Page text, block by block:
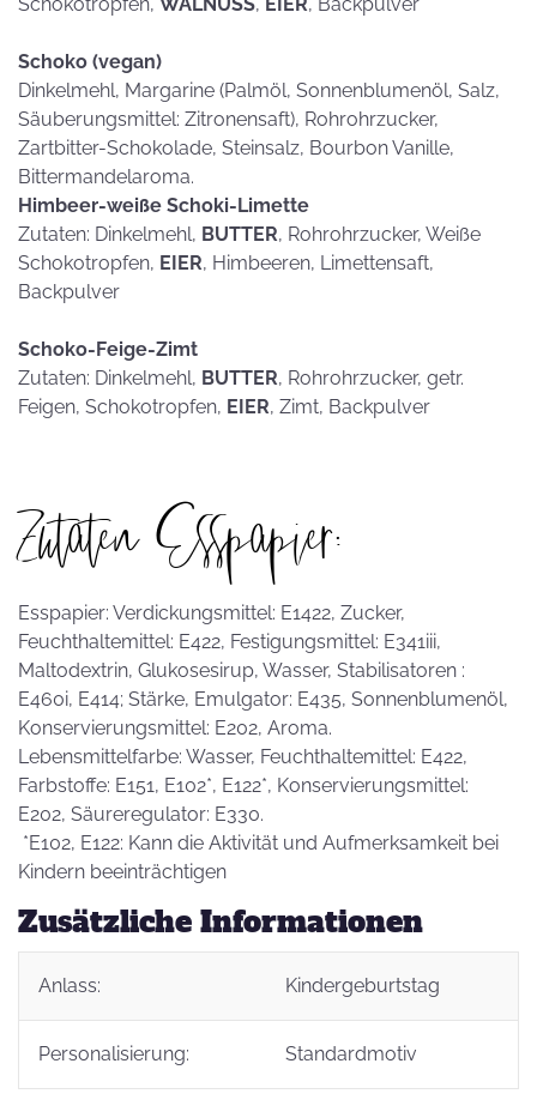
Schoko (vegan)
Dinkelmehl, Margarine (Palmöl, Sonnenblumenöl, Salz,
Säuberungsmittel: Zitronensaft), Rohrohrzucker,
Zartbitter-Schokolade, Steinsalz, Bourbon Vanille,
Bittermandelaroma.
Himbeer-weiße Schoki-Limette
Zutaten: Dinkelmehl, BUTTER, Rohrohrzucker, Weiße
Schokotropfen, EIER, Himbeeren, Limettensaft,
Backpulver
Schoko-Feige-Zimt
Zutaten: Dinkelmehl, BUTTER, Rohrohrzucker, getr.
Feigen, Schokotropfen, EIER, Zimt, Backpulver
Zutaten Esspapier:
Esspapier: Verdickungsmittel: E1422, Zucker,
Feuchthaltemittel: E422, Festigungsmittel: E341iii,
Maltodextrin, Glukosesirup, Wasser, Stabilisatoren :
E460i, E414; Stärke, Emulgator: E435, Sonnenblumenöl,
Konservierungsmittel: E202, Aroma.
Lebensmittelfarbe: Wasser, Feuchthaltemittel: E422,
Farbstoffe: E151, E102*, E122*, Konservierungsmittel:
E202, Säureregulator: E330.
*E102, E122: Kann die Aktivität und Aufmerksamkeit bei
Kindern beeinträchtigen
Zusätzliche Informationen
Anlass: Kindergeburtstag
Personalisierung: Standardmotiv